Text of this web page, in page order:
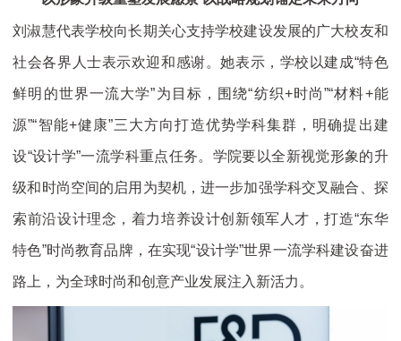
刘淑慧代表学校向长期关心支持学校建设发展的广大校友和
社会各界人士表示欢迎和感谢。她表示，学校以建成“特色
鲜明的世界一流大学”为目标，围绕“纺织+时尚”“材料+能
源”“智能+健康”三大方向打造优势学科集群，明确提出建
设“设计学”一流学科重点任务。学院要以全新视觉形象的升
级和时尚空间的启用为契机，进一步加强学科交叉融合、探
索前沿设计理念，着力培养设计创新领军人才，打造“东华
特色”时尚教育品牌，在实现“设计学”世界一流学科建设奋进
路上，为全球时尚和创意产业发展注入新活力。